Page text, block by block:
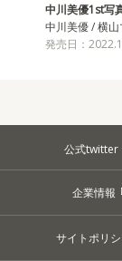
中川美優1st写
中川美優 / 横
発売日：
公式twitter
企業情報
サイトポリ